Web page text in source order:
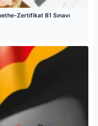
Zertifikat B1 Sınavı